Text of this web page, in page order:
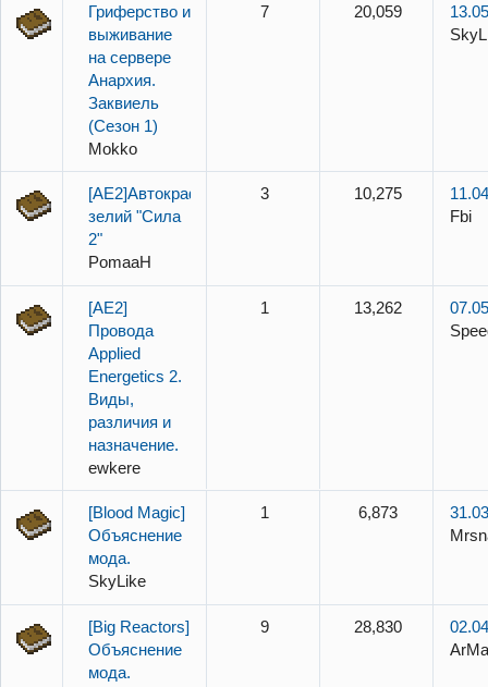
Гриферство и
выживание
на сервере
Анархия.
Заквиель
(Сезон 1)
Mokko
7 20,059
[AE2]Автокрафт
зелий "Сила
2"
PomaaH
3 10,275
Fbi
[AE2]
Провода
Applied
Energetics 2.
Виды,
различия и
назначение.
ewkere
1 13,262
[Blood Magic]
Объяснение
мода.
SkyLike
1 6,873
[Big Reactors]
Объяснение
мода.
9 28,830